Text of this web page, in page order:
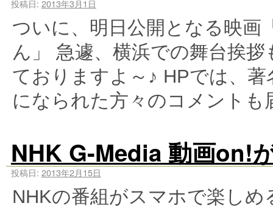
投稿日: 2013年3月1日
ついに、明日公開となる映
ん」 急遽、横浜での舞台挨
ておりますよ～♪ HPでは、
になられた方々のコメント
NHK G-Media 動画on!
投稿日: 2013年2月15日
NHKの番組がスマホで楽しめ